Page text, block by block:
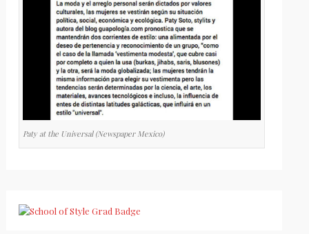
Paty at the Universal (Newspaper Mexico)